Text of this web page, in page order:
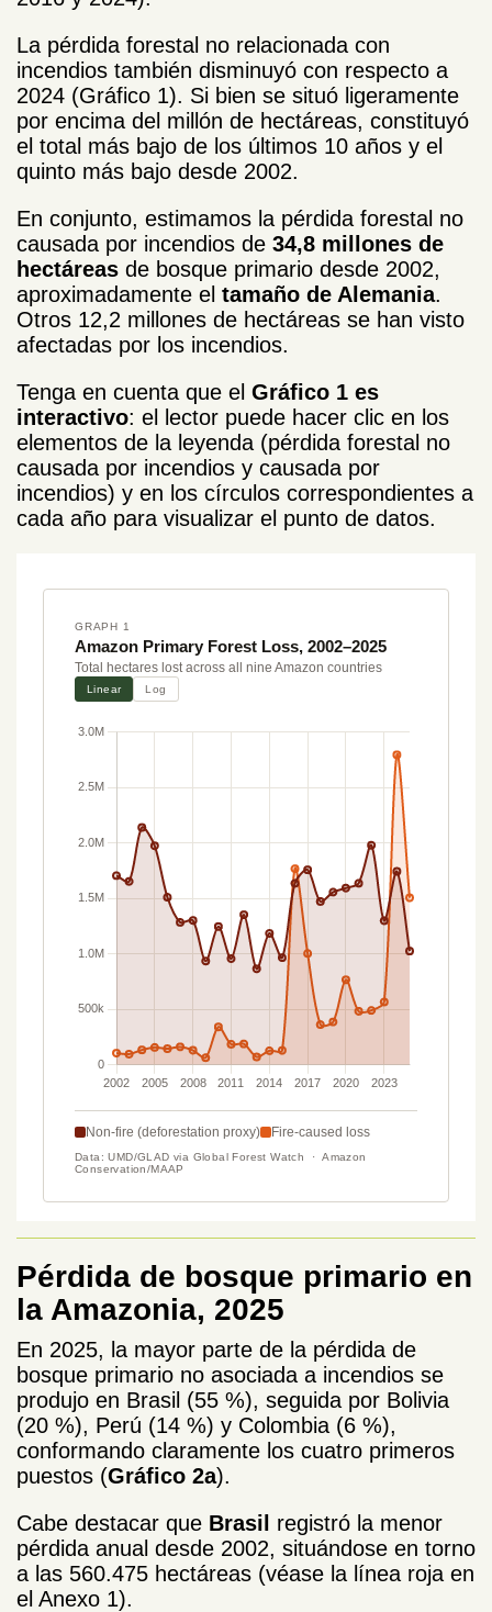
La pérdida forestal no relacionada con
incendios también disminuyó con respecto a
2024 (Gráfico 1). Si bien se situó ligeramente
por encima del millón de hectáreas, constituyó
el total más bajo de los últimos 10 años y el
quinto más bajo desde 2002.
En conjunto, estimamos la pérdida forestal no
causada por incendios de 34,8 millones de
hectáreas de bosque primario desde 2002,
aproximadamente el tamaño de Alemania.
Otros 12,2 millones de hectáreas se han visto
afectadas por los incendios.
Tenga en cuenta que el Gráfico 1 es
interactivo: el lector puede hacer clic en los
elementos de la leyenda (pérdida forestal no
causada por incendios y causada por
incendios) y en los círculos correspondientes a
cada año para visualizar el punto de datos.
Pérdida de bosque primario en
la Amazonia, 2025
En 2025, la mayor parte de la pérdida de
bosque primario no asociada a incendios se
produjo en Brasil (55 %), seguida por Bolivia
(20 %), Perú (14 %) y Colombia (6 %),
conformando claramente los cuatro primeros
puestos (Gráfico 2a).
Cabe destacar que Brasil registró la menor
pérdida anual desde 2002, situándose en torno
a las 560.475 hectáreas (véase la línea roja en
el Anexo 1).